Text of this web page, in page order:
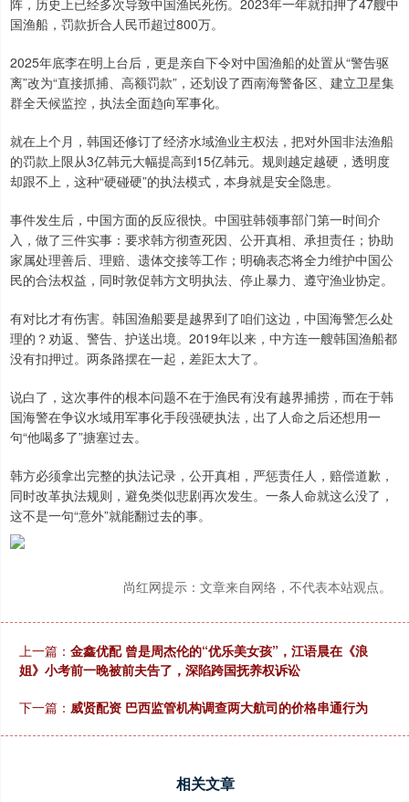
阵，历史上已经多次导致中国渔民死伤。2023年一年就扣押了47艘中
国渔船，罚款折合人民币超过800万。
2025年底李在明上台后，更是亲自下令对中国渔船的处置从“警告驱
离”改为“直接抓捕、高额罚款”，还划设了西南海警备区、建立卫星集
群全天候监控，执法全面趋向军事化。
就在上个月，韩国还修订了经济水域渔业主权法，把对外国非法渔船
的罚款上限从3亿韩元大幅提高到15亿韩元。规则越定越硬，透明度
却跟不上，这种“硬碰硬”的执法模式，本身就是安全隐患。
事件发生后，中国方面的反应很快。中国驻韩领事部门第一时间介
入，做了三件实事：要求韩方彻查死因、公开真相、承担责任；协助
家属处理善后、理赔、遗体交接等工作；明确表态将全力维护中国公
民的合法权益，同时敦促韩方文明执法、停止暴力、遵守渔业协定。
有对比才有伤害。韩国渔船要是越界到了咱们这边，中国海警怎么处
理的？劝返、警告、护送出境。2019年以来，中方连一艘韩国渔船都
没有扣押过。两条路摆在一起，差距太大了。
说白了，这次事件的根本问题不在于渔民有没有越界捕捞，而在于韩
国海警在争议水域用军事化手段强硬执法，出了人命之后还想用一
句“他喝多了”搪塞过去。
韩方必须拿出完整的执法记录，公开真相，严惩责任人，赔偿道歉，
同时改革执法规则，避免类似悲剧再次发生。一条人命就这么没了，
这不是一句“意外”就能翻过去的事。
尚红网提示：文章来自网络，不代表本站观点。
上一篇： 金鑫优配 曾是周杰伦的“优乐美女孩”，江语晨在《浪
姐》小考前一晚被前夫告了，深陷跨国抚养权诉讼
下一篇： 威贤配资 巴西监管机构调查两大航司的价格串通行为
相关文章